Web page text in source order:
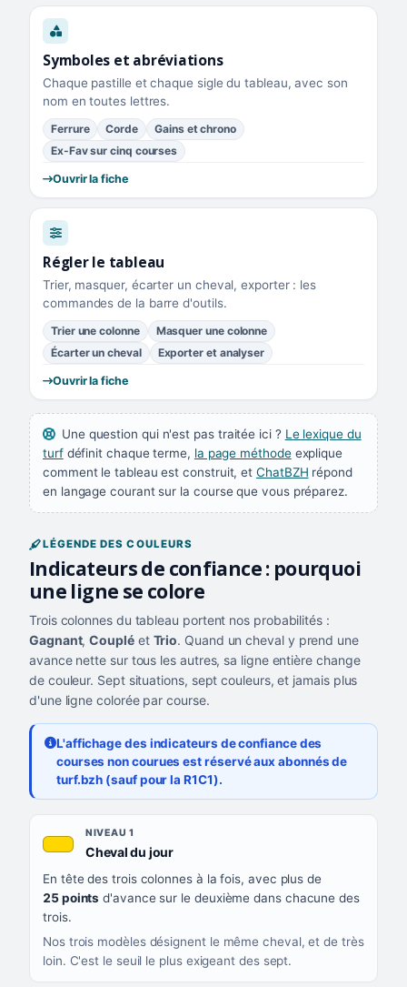
Symboles et abréviations
Chaque pastille et chaque sigle du tableau, avec son
nom en toutes lettres.
Ferrure Corde
Gains et chrono
Ex-Fav sur cinq courses
Ouvrir la fiche
Régler le tableau
Trier, masquer, écarter un cheval, exporter : les
commandes de la barre d'outils.
Trier une colonne
Masquer une colonne
Écarter un cheval
Exporter et analyser
Ouvrir la fiche
Une question qui n'est pas traitée ici ? Le lexique du
turfdéfinit chaque terme, la page méthodeexplique
comment le tableau est construit, etChatBZH répond
en langage courant sur la course que vous préparez.
LÉGENDE DES COULEURS
Indicateurs de confiance : pourquoi
une ligne se colore
Trois colonnes du tableau portent nos probabilités :
Gagnant,Coupléet Trio. Quand un cheval y prend une
avance nette sur tous les autres, sa ligne entière change
de couleur. Sept situations, sept couleurs, et jamais plus
d'une ligne colorée par course.
L'affichage des indicateurs de confiance des
courses non courues est réservé aux abonnés de
turf.bzh (sauf pour la R1C1).
QUAND LA LIGNE PREND CETTE COULEUR
CE QUE CELA VOUS DIT
NIVEAU 1
Cheval du jour, couleur jaune or
En tête des trois colonnes à la fois, avec plus de
25 points d'avance sur le deuxième dans chacune des
trois.
Nos trois modèles désignent le même cheval, et de très
loin. C'est le seuil le plus exigeant des sept.